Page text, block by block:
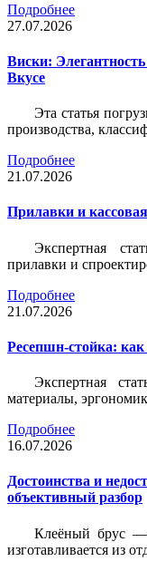
Подробнее
27.07.2026
Виски:
Вкусе
Эта статья
производства,
Подробнее
21.07.2026
Прилавки и
Экспертная
прилавки и
Подробнее
21.07.2026
Ресепшн-стойка:
Экспертная
материалы,
Подробнее
16.07.2026
Достоинства и
объективный разбор
Клеёный брус —
изготавливается из